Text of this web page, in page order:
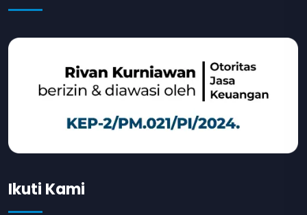
Ikuti Kami